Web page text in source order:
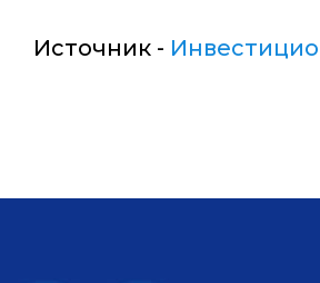
Источник -